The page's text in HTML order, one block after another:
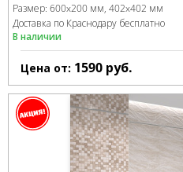
Размер: 600x200 мм 402x402 мм
Доставка по Краснодару бесплатно
В наличии
Цена от: 1590 руб.